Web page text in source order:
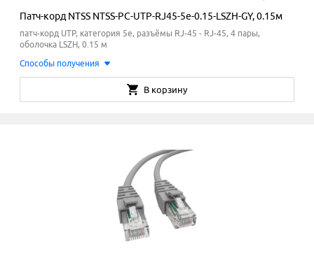
Патч-корд NTSS NTSS-PC-UTP-RJ45-5e-0.15-LSZH-GY, 0.15м
патч-корд UTP, категория 5e, разъёмы RJ-45 - RJ-45, 4 пары,
оболочка LSZH, 0.15 м
Способы получения
В корзину